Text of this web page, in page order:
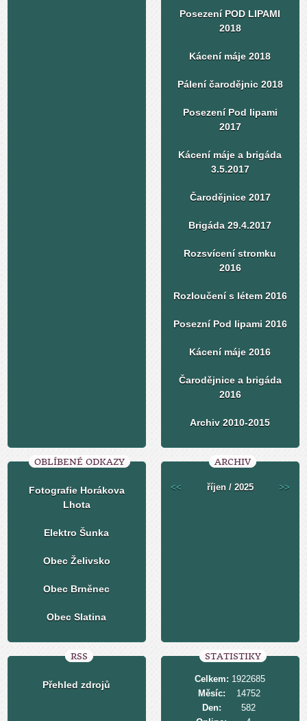
Posezení POD LIPAMI
2018
Kácení máje 2018
Pálení čarodějnic 2018
Posezení Pod lipami
2017
Kácení máje a brigáda
3.5.2017
Čarodějnice 2017
Brigáda 29.4.2017
Rozsvícení stromku
2016
Rozloučení s létem 2016
Posezní Pod lipami 2016
Kácení máje 2016
Čarodějnice a brigáda
2016
Archiv 2010-2015
OBLÍBENÉ ODKAZY
Fotografie Horákova
Lhota
Elektro Šunka
Obec Želivsko
Obec Brněnec
Obec Slatina
ARCHIV
<< říjen / 2025 >>
RSS
Přehled zdrojů
STATISTIKY
Celkem: 1922685
Měsíc:
14752
Den:
582